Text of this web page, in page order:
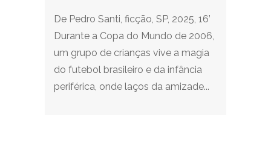
De Pedro Santi, ficção, SP, 2025, 16’
Durante a Copa do Mundo de 2006,
um grupo de crianças vive a magia
do futebol brasileiro e da infância
periférica, onde laços da amizade...